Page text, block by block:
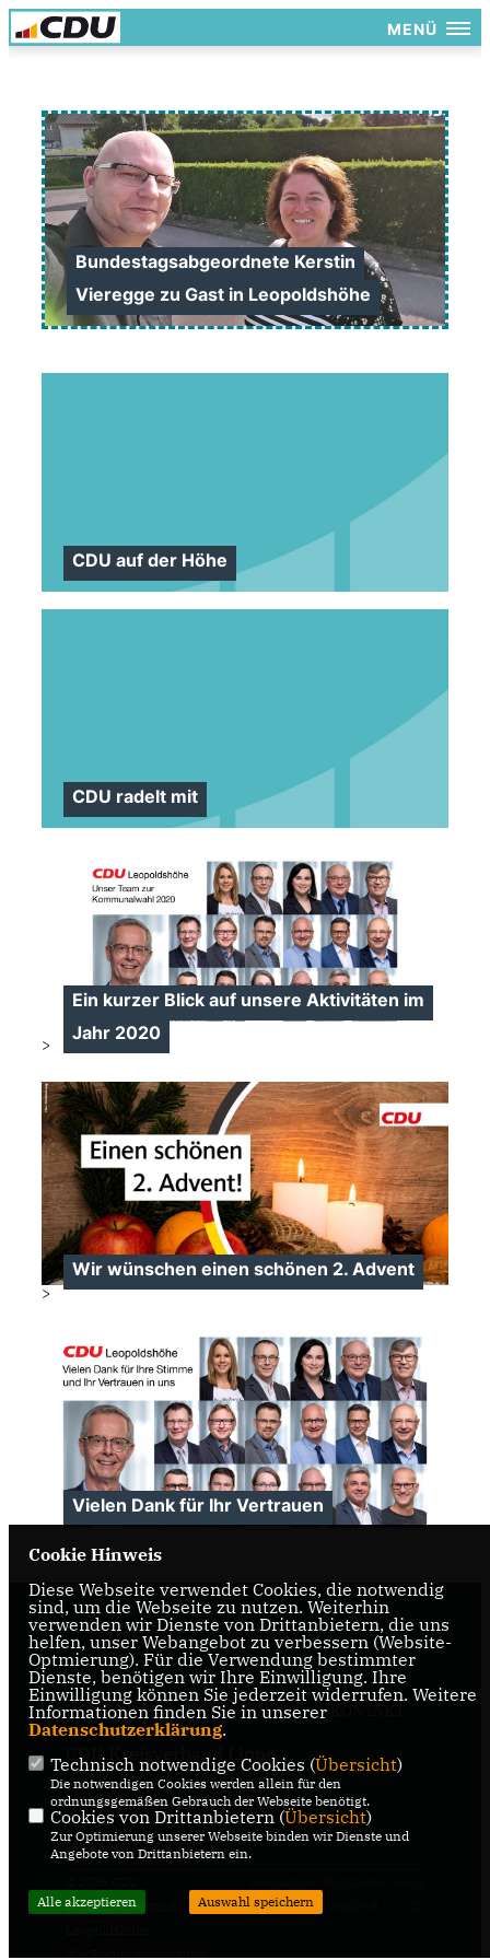
MENÜ
Bundestagsabgeordnete Kerstin
Vieregge zu Gast in Leopoldshöhe
CDU auf der Höhe
CDU radelt mit
Ein kurzer Blick auf unsere Aktivitäten im
Jahr 2020
>
Wir wünschen einen schönen 2. Advent
>
Vielen Dank für Ihr Vertrauen
>
Politik in und um Leopoldshöhe
IMPRESSUM DATENSCHUTZ
CDU Kreisverband Lippe
CDU Nordrhein-Westfalen
CDU Deutschlands
Gemeindeverband
Alle Rechte vorbehalten.
Cookie Hinweis
Diese Webseite verwendet Cookies, die notwendig
sind, um die Webseite zu nutzen. Weiterhin
verwenden wir Dienste von Drittanbietern, die uns
helfen, unser Webangebot zu verbessern (Website-
Optmierung). Für die Verwendung bestimmter
Dienste, benötigen wir Ihre Einwilligung. Ihre
Einwilligung können Sie jederzeit widerrufen. Weitere
Informationen finden Sie in unserer
Datenschutzerklärung.
Technisch notwendige Cookies (Übersicht)
Die notwendigen Cookies werden allein für den
ordnungsgemäßen Gebrauch der Webseite benötigt.
Cookies von Drittanbietern (Übersicht)
Zur Optimierung unserer Webseite binden wir Dienste und
Angebote von Drittanbietern ein.
Alle akzeptieren Auswahl speichern